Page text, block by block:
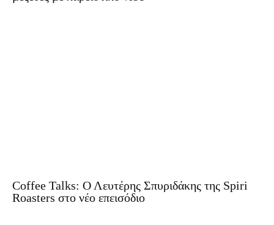
Coffee Talks: Ο Λευτέρης Σπυριδάκης της Spiri
Roasters στο νέο επεισόδιο